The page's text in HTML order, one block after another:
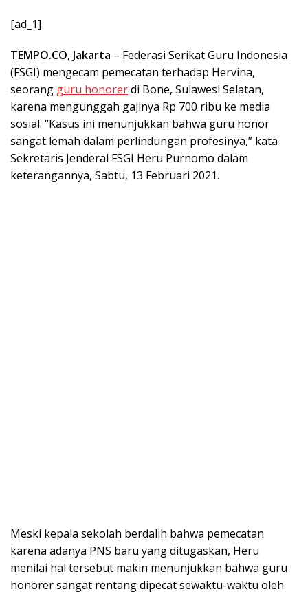
[ad_1]
TEMPO.CO, Jakarta – Federasi Serikat Guru Indonesia
(FSGI) mengecam pemecatan terhadap Hervina,
seorang guru honorerdi Bone, Sulawesi Selatan,
karena mengunggah gajinya Rp 700 ribu ke media
sosial. “Kasus ini menunjukkan bahwa guru honor
sangat lemah dalam perlindungan profesinya,” kata
Sekretaris Jenderal FSGI Heru Purnomo dalam
keterangannya, Sabtu, 13 Februari 2021.
Meski kepala sekolah berdalih bahwa pemecatan
karena adanya PNS baru yang ditugaskan, Heru
menilai hal tersebut makin menunjukkan bahwa guru
honorer sangat rentang dipecat sewaktu-waktu oleh